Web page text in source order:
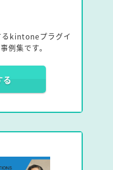
るkintoneプラグイ
例集です。
る